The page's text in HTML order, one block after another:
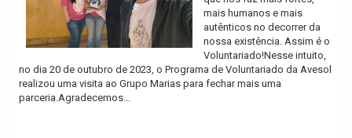
mais humanos e mais
autênticos no decorrer da
nossa existência. Assim é o
Voluntariado!Nesse intuito,
no dia 20 de outubro de 2023, o Programa de Voluntariado da Avesol
realizou uma visita ao Grupo Marias para fechar mais uma
parceria.Agradecemos...